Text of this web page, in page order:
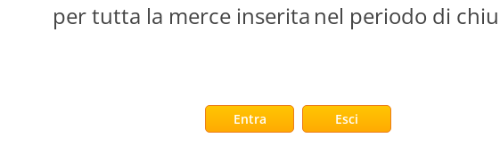
VIEWSONIC LS741HD VIDEOPROIETTORE LASER DMD 1080p
ITALIA
per tutta la merce inserita nel periodo di